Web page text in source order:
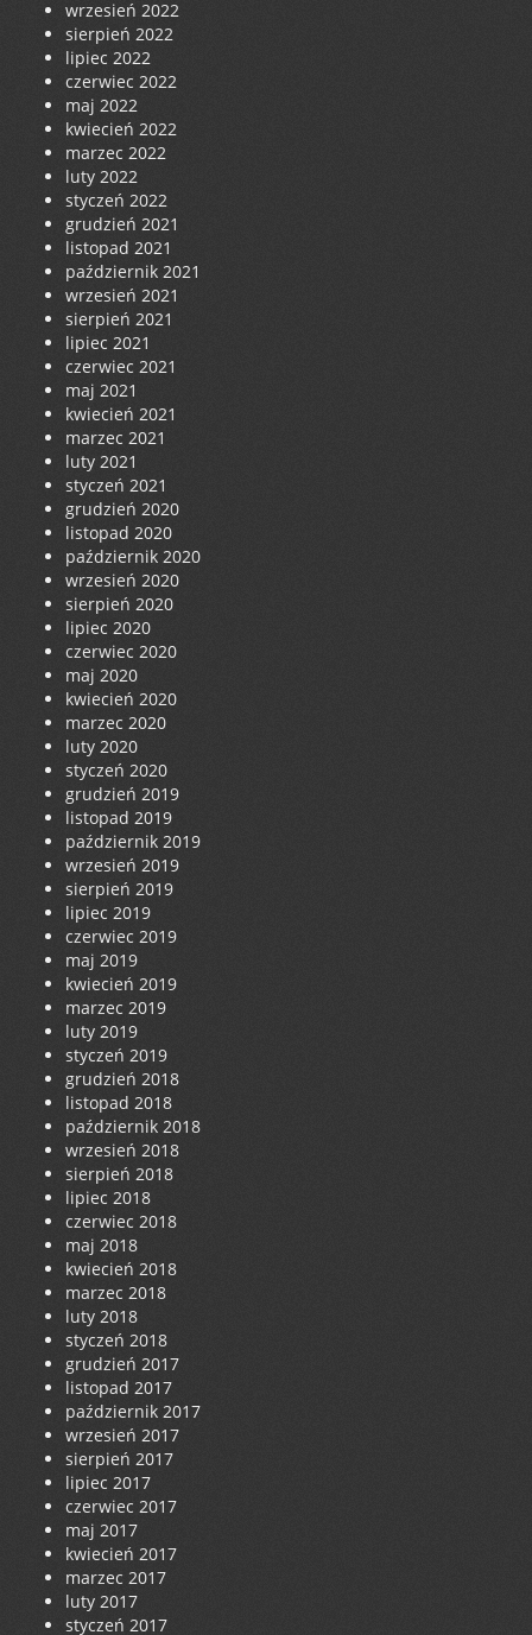
wrzesień 2022
sierpień 2022
lipiec 2022
czerwiec 2022
maj 2022
kwiecień 2022
marzec 2022
luty 2022
styczeń 2022
grudzień 2021
listopad 2021
październik 2021
wrzesień 2021
sierpień 2021
lipiec 2021
czerwiec 2021
maj 2021
kwiecień 2021
marzec 2021
luty 2021
styczeń 2021
grudzień 2020
listopad 2020
październik 2020
wrzesień 2020
sierpień 2020
lipiec 2020
czerwiec 2020
maj 2020
kwiecień 2020
marzec 2020
luty 2020
styczeń 2020
grudzień 2019
listopad 2019
październik 2019
wrzesień 2019
sierpień 2019
lipiec 2019
czerwiec 2019
maj 2019
kwiecień 2019
marzec 2019
luty 2019
styczeń 2019
grudzień 2018
listopad 2018
październik 2018
wrzesień 2018
sierpień 2018
lipiec 2018
czerwiec 2018
maj 2018
kwiecień 2018
marzec 2018
luty 2018
styczeń 2018
grudzień 2017
listopad 2017
październik 2017
wrzesień 2017
sierpień 2017
lipiec 2017
czerwiec 2017
maj 2017
kwiecień 2017
marzec 2017
luty 2017
styczeń 2017